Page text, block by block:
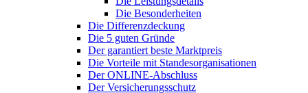
Die Besonderheiten
Die Differenzdeckung
Die 5 guten Gründe
Der garantiert beste Marktpreis
Die Vorteile mit Standesorganisationen
Der ONLINE-Abschluss
Der Versicherungsschutz